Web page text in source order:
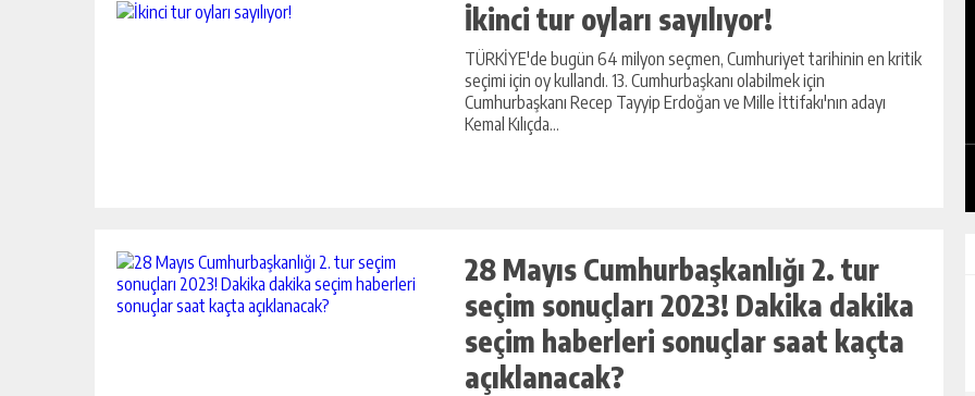
İkinci tur oyları sayılıyor!
TÜRKİYE'de bugün 64 milyon seçmen, Cumhuriyet tarihinin en kritik
seçimi için oy kullandı. 13. Cumhurbaşkanı olabilmek için
Cumhurbaşkanı Recep Tayyip Erdoğan ve Mille İttifakı'nın adayı
Kemal Kılıçda...
28 Mayıs Cumhurbaşkanlığı 2. tur
seçim sonuçları 2023! Dakika dakika
seçim haberleri sonuçlar saat kaçta
açıklanacak?
DEVREK’TE DEVAM EDEN ÇALIŞMALAR
İŞÇİ LİDERİ ŞEMSİ DENİZER, KABRİ
BAŞINDA ANILDI